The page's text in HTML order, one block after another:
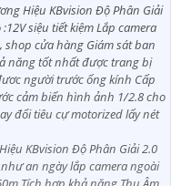
Hiệu KBvision Độ Phân Giải
siệu tiết kiệm Lắp camera
cửa hàng Giám sát ban
năng tốt nhất được trang bị
người trước ống kính Cấp
cảm biến hình ảnh 1/2.8 cho
đổi tiêu cự motorized lấy nét
KBvision Độ Phân Giải 2.0
an ngày lắp camera ngoài